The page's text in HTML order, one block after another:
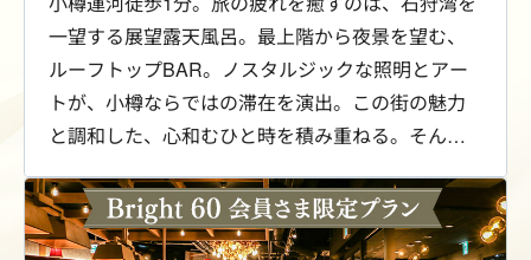
一望する展望露天風呂。最上階から夜景を望む、
ルーフトップBAR。ノスタルジックな照明とアー
トが、小樽ならではの滞在を演出。この街の魅力
と調和した、心和むひと時を積み重ねる。そんな
ください。